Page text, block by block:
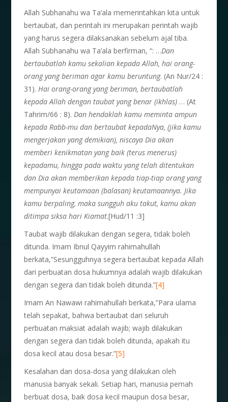
Allah Subhanahu wa Ta’ala memerintahkan kita untuk
bertaubat, dan perintah ini merupakan perintah wajib
yang harus segera dilaksanakan sebelum ajal tiba.
Allah Subhanahu wa Ta’ala berfirman, “: …Dan
bertaubatlah kamu sekalian kepada Allah, hai orang-
orang yang beriman agar kamu beruntung. (An Nur/24 :
31).Hai orang-orang yang beriman, bertaubatlah
kepada Allah dengan taubat yang benar (ikhlas) … (At
Tahrim/66 : 8).Dan hendaklah kamu meminta ampun
kepada Rabb-mu dan bertaubat kepadaNya, (jika kamu
mengerjakan yang demikian), niscaya Dia akan
memberi kenikmatan yang baik (terus menerus)
kepadamu, hingga pada waktu yang telah ditentukan
dan Dia akan memberikan kepada tiap-tiap orang yang
mempunyai keutamaan (balasan) keutamaannya. Jika
kamu berpaling, maka sungguh aku takut, kamu akan
ditimpa siksa hari Kiamat.[Hud/11 :3]
Taubat wajib dilakukan dengan segera, tidak boleh
ditunda. Imam Ibnul Qayyim rahimahullah
berkata,”Sesungguhnya segera bertaubat kepada Allah
dari perbuatan dosa hukumnya adalah wajib dilakukan
dengan segera dan tidak boleh ditunda.”[4]
Imam An Nawawi rahimahullah berkata,”Para ulama
telah sepakat, bahwa bertaubat dari seluruh
perbuatan maksiat adalah wajib; wajib dilakukan
dengan segera dan tidak boleh ditunda, apakah itu
dosa kecil atau dosa besar.”[5]
Kesalahan dan dosa-dosa yang dilakukan oleh
manusia banyak sekali. Setiap hari, manusia pernah
berbuat dosa, baik dosa kecil maupun dosa besar,